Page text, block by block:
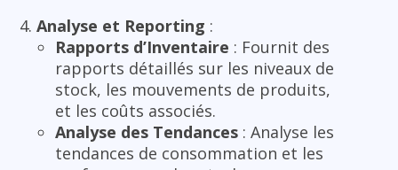
Analyse et Reporting :
Rapports d’Inventaire : Fournit des
rapports détaillés sur les niveaux de
stock, les mouvements de produits,
et les coûts associés.
Analyse des Tendances : Analyse les
tendances de consommation et les